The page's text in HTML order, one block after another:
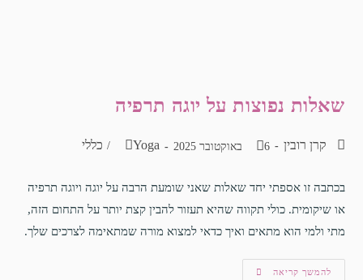
שאלות נפוצות על יוגה תרפיה
קרן רובין 6 באוקטובר 2025 Yoga
/ כללי
בכתבה זו אספתי יחד שאלות שאני שומעת הרבה על יוגה ויוגה תרפיה
או שיקומית. כולי תקווה שהיא תעזור להבין קצת יותר על התחום הזה,
מתי ולמי הוא מתאים ואיך כדאי למצוא מורה שמתאימה לצרכים שלך.
להמשך קריאה